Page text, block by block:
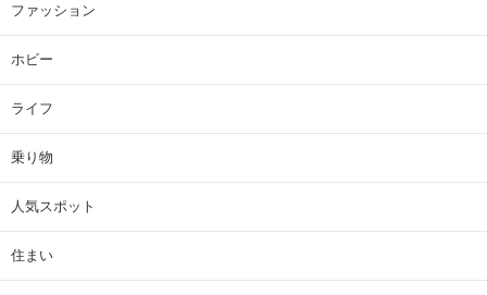
ファッション
ホビー
ライフ
乗り物
人気スポット
住まい